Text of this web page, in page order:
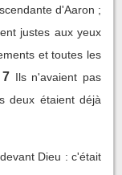
d'Aaron ;
justes aux yeux
et toutes les
7 Ils n'avaient pas
deux étaient déjà
Dieu : c'était